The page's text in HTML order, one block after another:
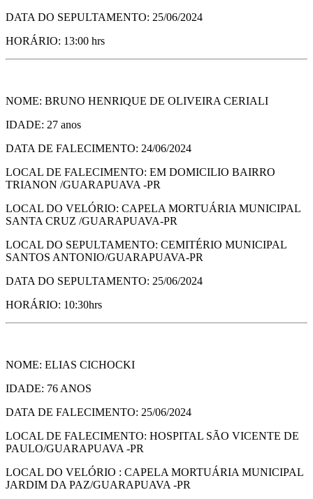
DATA DO SEPULTAMENTO: 25/06/2024
HORÁRIO: 13:00 hrs
NOME: BRUNO HENRIQUE DE OLIVEIRA CERIALI
IDADE: 27 anos
DATA DE FALECIMENTO: 24/06/2024
LOCAL DE FALECIMENTO: EM DOMICILIO BAIRRO
TRIANON /GUARAPUAVA -PR
LOCAL DO VELÓRIO: CAPELA MORTUÁRIA MUNICIPAL
SANTA CRUZ /GUARAPUAVA-PR
LOCAL DO SEPULTAMENTO: CEMITÉRIO MUNICIPAL
SANTOS ANTONIO/GUARAPUAVA-PR
DATA DO SEPULTAMENTO: 25/06/2024
HORÁRIO: 10:30hrs
NOME: ELIAS CICHOCKI
IDADE: 76 ANOS
DATA DE FALECIMENTO: 25/06/2024
LOCAL DE FALECIMENTO: HOSPITAL SÃO VICENTE DE
PAULO/GUARAPUAVA -PR
LOCAL DO VELÓRIO : CAPELA MORTUÁRIA MUNICIPAL
JARDIM DA PAZ/GUARAPUAVA -PR